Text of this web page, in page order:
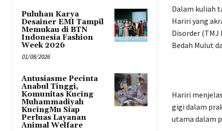
Puluhan Karya
Desainer EMI Tampil
Memukau di BTN
Indonesia Fashion
Week 2026
01/08/2026
Antusiasme Pecinta
Anabul Tinggi,
Komunitas Kucing
Muhammadiyah
KucingMu Siap
Perluas Layanan
Animal Welfare
Dalam kuliah
Hariri yang
Disorder
Bedah Mulut
Hariri
gigi dalam
utama dalam